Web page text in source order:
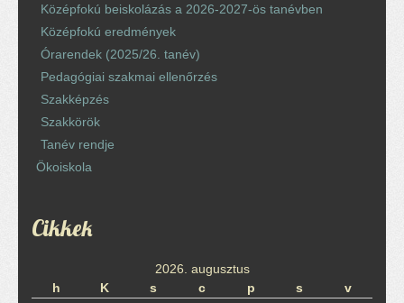
Középfokú beiskolázás a 2026-2027-ös tanévben
Középfokú eredmények
Órarendek (2025/26. tanév)
Pedagógiai szakmai ellenőrzés
Szakképzés
Szakkörök
Tanév rendje
Ökoiskola
Cikkek
2026. augusztus
h
K s c p s
v